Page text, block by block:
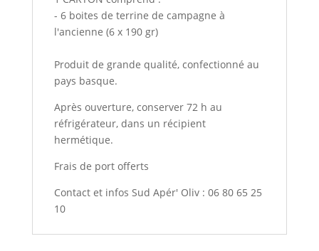
- 6 boites de terrine de campagne à
l'ancienne (6 x 190 gr)
Produit de grande qualité, confectionné au
pays basque.
Après ouverture, conserver 72 h au
réfrigérateur, dans un récipient
hermétique.
Frais de port offerts
Contact et infos Sud Apér' Oliv : 06 80 65 25
10